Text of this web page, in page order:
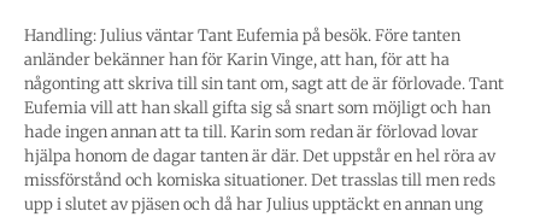
Handling: Julius väntar Tant Eufemia på besök. Före tanten
anländer bekänner han för Karin Vinge, att han, för att ha
någonting att skriva till sin tant om, sagt att de är förlovade. Tant
Eufemia vill att han skall gifta sig så snart som möjligt och han
hade ingen annan att ta till. Karin som redan är förlovad lovar
hjälpa honom de dagar tanten är där. Det uppstår en hel röra av
missförstånd och komiska situationer. Det trasslas till men reds
upp i slutet av pjäsen och då har Julius upptäckt en annan ung